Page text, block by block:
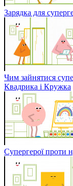
Зарядка для
Чим зайнятися
Квадрика і Кружка
Супергерої проти